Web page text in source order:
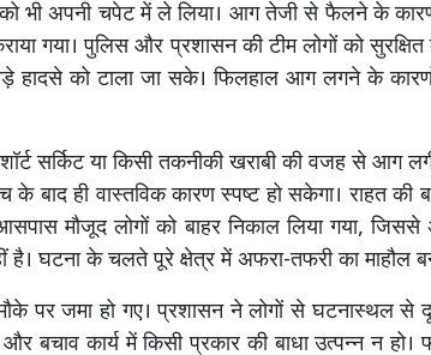
को भी अपनी चपेट में ले लिया। आग तेजी से फैलने के
गया। पुलिस और प्रशासन की टीम लोगों को
हादसे को टाला जा सके। फिलहाल आग लगने के
सर्किट या किसी तकनीकी खराबी की वजह से आग
के बाद ही वास्तविक कारण स्पष्ट हो सकेगा। राहत की
मौजूद लोगों को बाहर निकाल लिया गया,
है। घटना के चलते पूरे क्षेत्र में अफरा-तफरी का माहौल
पर जमा हो गए। प्रशासन ने लोगों से घटनास्थल से
बचाव कार्य में किसी प्रकार की बाधा उत्पन्न न हो।